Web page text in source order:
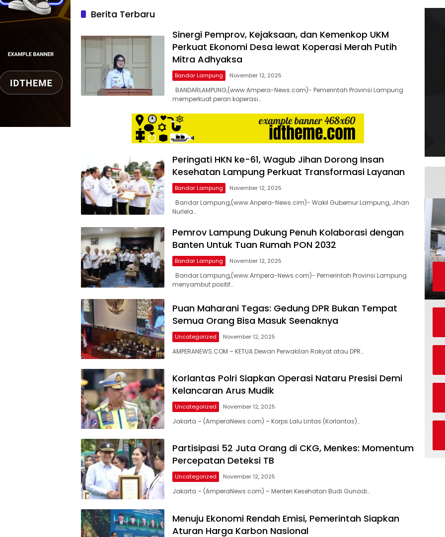
lokal
memiliki
harga
relatif
siber
lainnya,
desain
Koran
siber
lebih
eksklusif,
bergaya
trendi,
mengandung
edukasi,
gaya
hidup,
hiburan,
bebas
dari
narkoba
dan
berita
asusila
Media
Cetak
dan
Online
Ampera
News
Berita Terbaru
Sinergi Pemprov, Kejaksaan, dan Kemenkop UKM
Perkuat Ekonomi Desa lewat Koperasi Merah Putih
Mitra Adhyaksa
Bandar Lampung November 12, 2025
BANDARLAMPUNG,(www.Ampera-News.com)- Pemerintah Provinsi Lampung
memperkuat peran koperasi…
Peringati HKN ke-61, Wagub Jihan Dorong Insan
Kesehatan Lampung Perkuat Transformasi Layanan
Bandar Lampung November 12, 2025
Bandar Lampung,(www.Anpera-News.cim)- Wakil Gubernur Lampung, Jihan
Nurlela…
Pemrov Lampung Dukung Penuh Kolaborasi dengan
Banten Untuk Tuan Rumah PON 2032
Bandar Lampung November 12, 2025
Bandar Lampung,(www.Ampera-News.com)- Pemerintah Provinsi Lampung
menyambut positif…
amperanews.com
Puan Maharani Tegas: Gedung DPR Bukan Tempat
Semua Orang Bisa Masuk Seenaknya
Uncategorized November 12, 2025
AMPERANEWS.COM – KETUA Dewan Perwakilan Rakyat atau DPR…
Korlantas Polri Siapkan Operasi Nataru Presisi Demi
Kelancaran Arus Mudik
Uncategorized November 12, 2025
Jakarta – (AmperaNews.com) – Korps Lalu Lintas (Korlantas)…
Partisipasi 52 Juta Orang di CKG, Menkes: Momentum
Percepatan Deteksi TB
Uncategorized November 12, 2025
Jakarta – (AmperaNews.com) – Menteri Kesehatan Budi Gunadi…
Menuju Ekonomi Rendah Emisi, Pemerintah Siapkan
Aturan Harga Karbon Nasional